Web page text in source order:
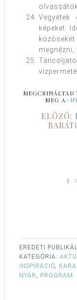
képeket.
MEGCSINÁLTAD
MEG A
ELŐZŐ:
EREDETI
KATEGÓRIA:
INSPIRÁCIÓ,
NYÁR , PROGRAM